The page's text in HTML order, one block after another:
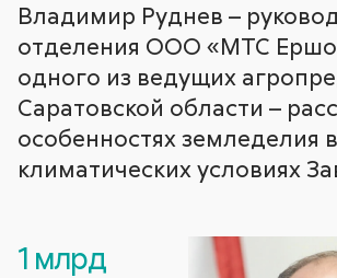
Владимир Руднев –
отделения ООО «МТС
одного из ведущих
Саратовской области –
особенностях земледелия
климатических условиях
1 млрд